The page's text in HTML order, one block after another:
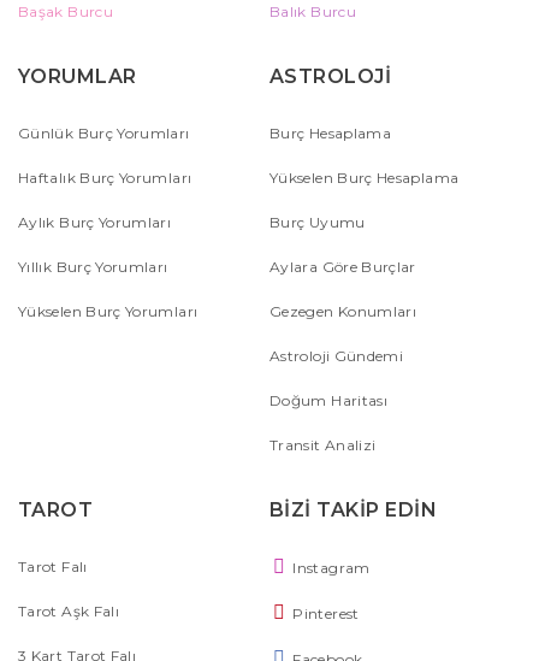
Başak Burcu Balık Burcu
YORUMLAR
Günlük Burç Yorumları
Haftalık Burç Yorumları
Aylık Burç Yorumları
Yıllık Burç Yorumları
Yükselen Burç Yorumları
ASTROLOJİ
Burç Hesaplama
Yükselen Burç Hesaplama
Burç Uyumu
Aylara Göre Burçlar
Gezegen Konumları
Astroloji Gündemi
Doğum Haritası
Transit Analizi
TAROT
Tarot Falı
Tarot Aşk Falı
3 Kart Tarot Falı
BİZİ TAKİP EDİN
Instagram
Pinterest